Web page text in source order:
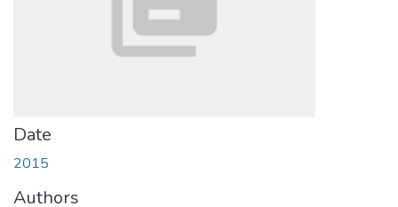
Date
2015
Authors